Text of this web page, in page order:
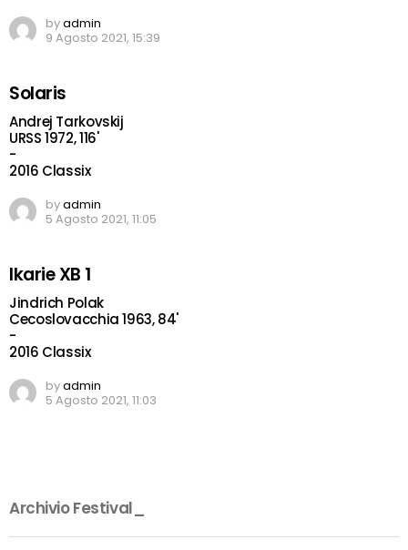
byadmin
9 Agosto 2021, 15:39
Solaris
Andrej Tarkovskij
URSS 1972, 116'
-
2016 Classix
byadmin
5 Agosto 2021, 11:05
Ikarie XB 1
Jindrich Polak
Cecoslovacchia 1963, 84'
-
2016 Classix
byadmin
5 Agosto 2021, 11:03
Archivio Festival_